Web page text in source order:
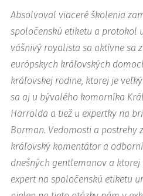
Absolvoval viaceré školenia
spoločenskú etiketu a protokol
vášnivý royalista sa aktívne sa
európskych kráľovských
kráľovskej rodine, ktorej je
sa aj u bývalého komorníka
Harrolda a tiež u expertky na
Borman. Vedomosti a postrehy
kráľovský komentátor a
dnešných gentlemanov a
expert na spoločenskú etiketu